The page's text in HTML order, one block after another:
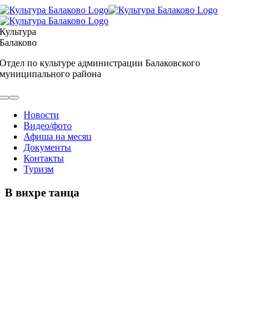
Skip
to
content
Культура
Балаково
Отдел по культуре администрации Балаковского
муниципального района
Toggle
NavigationНовости
Видео/фото
Афиша на месяц
Документы
Контакты
Туризм
В вихре танца